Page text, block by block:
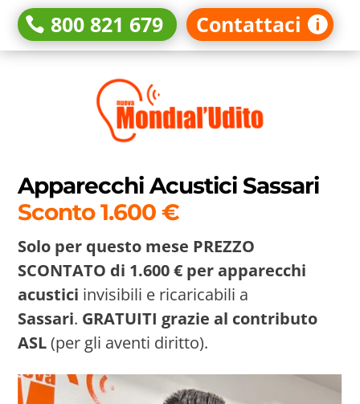
800 821 679 Contattaci
Apparecchi Acustici Sassari
Sconto 1.600 €
Solo per questo mese PREZZO
SCONTATO di 1.600 € perapparecchi
acustici invisibili e ricaricabili a
Sassari. GRATUITI grazie al contributo
ASL(per gli aventi diritto).